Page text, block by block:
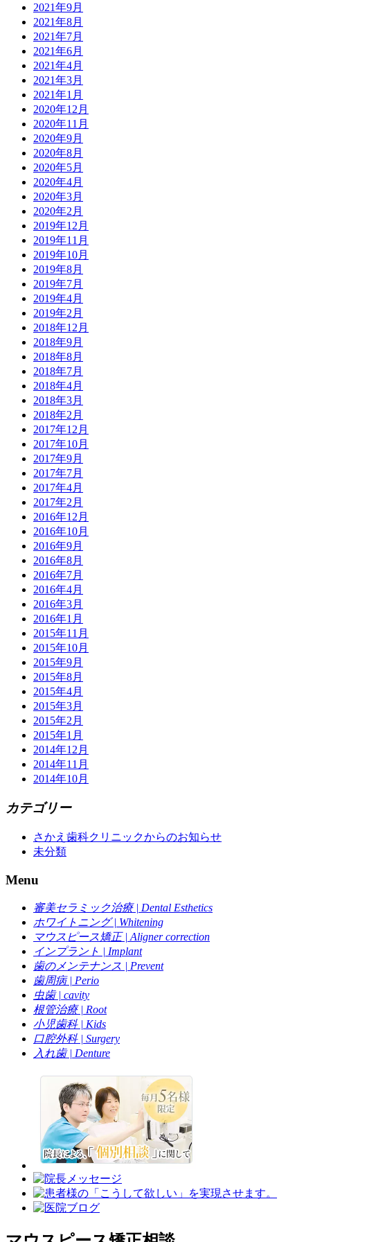
2021年9月
2021年8月
2021年7月
2021年6月
2021年4月
2021年3月
2021年1月
2020年12月
2020年11月
2020年9月
2020年8月
2020年5月
2020年4月
2020年3月
2020年2月
2019年12月
2019年11月
2019年10月
2019年8月
2019年7月
2019年4月
2019年2月
2018年12月
2018年9月
2018年8月
2018年7月
2018年4月
2018年3月
2018年2月
2017年12月
2017年10月
2017年9月
2017年7月
2017年4月
2017年2月
2016年12月
2016年10月
2016年9月
2016年8月
2016年7月
2016年4月
2016年3月
2016年1月
2015年11月
2015年10月
2015年9月
2015年8月
2015年4月
2015年3月
2015年2月
2015年1月
2014年12月
2014年11月
2014年10月
カテゴリー
さかえ歯科クリニックからのお知らせ
未分類
Menu
審美セラミック治療 | Dental Esthetics
ホワイトニング | Whitening
マウスピース矯正 | Aligner correction
インプラント | Implant
歯のメンテナンス | Prevent
歯周病 | Perio
虫歯 | cavity
根管治療 | Root
小児歯科 | Kids
口腔外科 | Surgery
入れ歯 | Denture